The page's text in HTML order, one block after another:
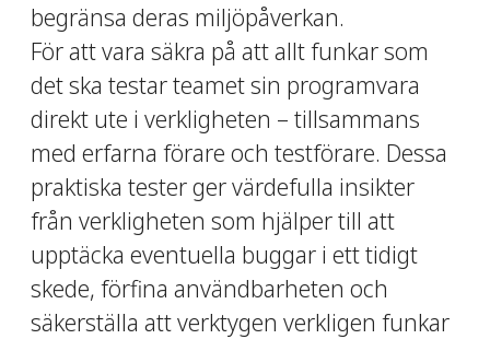
begränsa deras miljöpåverkan.
För att vara säkra på att allt funkar som
det ska testar teamet sin programvara
direkt ute i verkligheten – tillsammans
med erfarna förare och testförare. Dessa
praktiska tester ger värdefulla insikter
från verkligheten som hjälper till att
upptäcka eventuella buggar i ett tidigt
skede, förfina användbarheten och
säkerställa att verktygen verkligen funkar